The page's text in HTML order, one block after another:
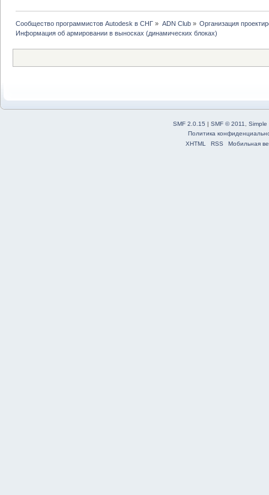
Сообщество программистов Autodesk в СНГ » ADN Club» Организация
Информация об армировании в выносках (динамических блоках)
SMF 2.0.15 | SMF © 2011
Simple
Политика
XHTML
RSS Мобильная